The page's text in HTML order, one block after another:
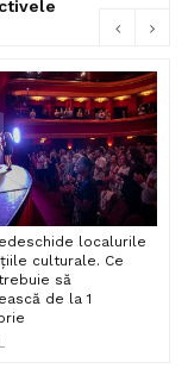
localurile
culturale. Ce
să
de la 1